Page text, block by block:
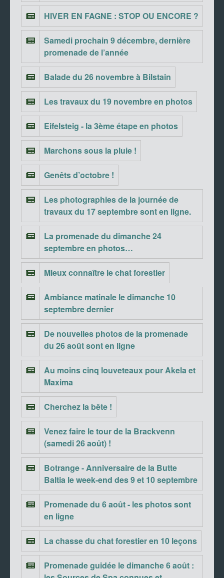
HIVER EN FAGNE : STOP OU ENCORE ?
Samedi prochain 9 décembre, dernière
promenade de l’année
Balade du 26 novembre à Bilstain
Les travaux du 19 novembre en photos
Eifelsteig - la 3ème étape en photos
Marchons sous la pluie !
Genêts d’octobre !
Les photographies de la journée de
travaux du 17 septembre sont en ligne.
La promenade du dimanche 24
septembre en photos…
Mieux connaître le chat forestier
Ambiance matinale le dimanche 10
septembre dernier
De nouvelles photos de la promenade
du 26 août sont en ligne
Au moins cinq louveteaux pour Akela et
Maxima
Cherchez la bête !
Venez faire le tour de la Brackvenn
(samedi 26 août) !
Botrange - Anniversaire de la Butte
Baltia le week-end des 9 et 10 septembre
Promenade du 6 août - les photos sont
en ligne
La chasse du chat forestier en 10 leçons
Promenade guidée le dimanche 6 août :